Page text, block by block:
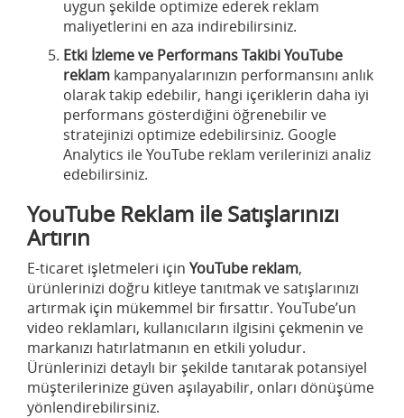
uygun şekilde optimize ederek reklam
maliyetlerini en aza indirebilirsiniz.
Etki İzleme ve Performans TakibiYouTube
reklam kampanyalarınızın performansını anlık
olarak takip edebilir, hangi içeriklerin daha iyi
performans gösterdiğini öğrenebilir ve
stratejinizi optimize edebilirsiniz. Google
Analytics ile YouTube reklam verilerinizi analiz
edebilirsiniz.
YouTube Reklam ile Satışlarınızı
Artırın
E-ticaret işletmeleri için YouTube reklam,
ürünlerinizi doğru kitleye tanıtmak ve satışlarınızı
artırmak için mükemmel bir fırsattır. YouTube’un
video reklamları, kullanıcıların ilgisini çekmenin ve
markanızı hatırlatmanın en etkili yoludur.
Ürünlerinizi detaylı bir şekilde tanıtarak potansiyel
müşterilerinize güven aşılayabilir, onları dönüşüme
yönlendirebilirsiniz.